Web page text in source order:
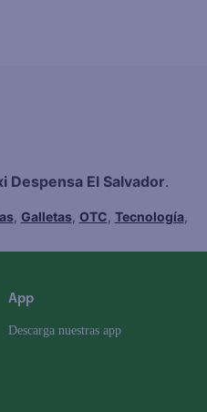
Despensa El Salvador.
, Galletas, OTC, Tecnología,
App
Descarga nuestras app